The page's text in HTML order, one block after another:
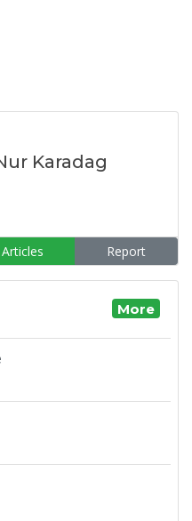
Karadag
Report
More